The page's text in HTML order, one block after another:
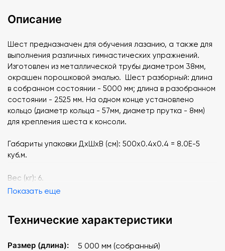
Описание
Шест предназначен для обучения лазанию, а также для
выполнения различных гимнастических упражнений.
Изготовлен из металлической трубы диаметром 38мм,
окрашен порошковой эмалью. Шест разборный: длина
в собранном состоянии - 5000 мм; длина в разобранном
состоянии - 2525 мм. На одном конце установлено
кольцо (диаметр кольца - 57мм, диаметр прутка - 8мм)
для крепления шеста к консоли.
Габариты упаковки ДхШхВ (см): 500x0.4x0.4 = 8.0E-5
куб.м.
Вес (кг): 6.
Показать еще
Технические характеристики
Размер (длина): 5 000 мм (собранный)